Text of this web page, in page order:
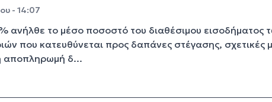
- 14:07
ανήλθε το μέσο ποσοστό του διαθέσιμου εισοδήματος
που κατευθύνεται προς δαπάνες στέγασης, σχετικές
αποπληρωμή δ...